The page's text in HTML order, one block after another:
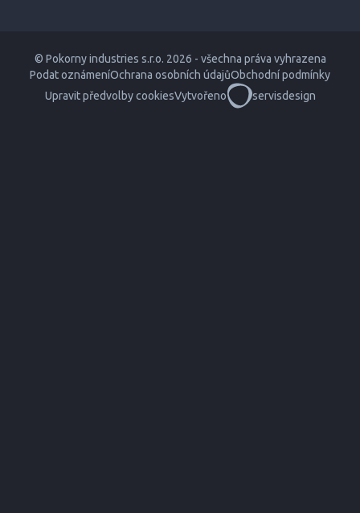
© Pokorny industries s.r.o. 2026 - všechna práva vyhrazena
Podat oznámeníOchrana osobních údajůObchodní podmínky
Upravit předvolby cookiesVytvořeno servisdesign